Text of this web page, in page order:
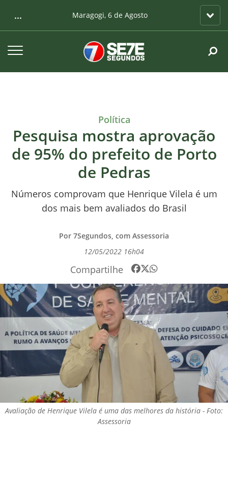
... Maragogi, 6 de Agosto
Política
Pesquisa mostra aprovação
de 95% do prefeito de Porto
de Pedras
Números comprovam que Henrique Vilela é um
dos mais bem avaliados do Brasil
Por 7Segundos, com Assessoria
12/05/2022 16h04
Compartilhe
Avaliação de Henrique Vilela é uma das melhores da história - Foto:
Assessoria